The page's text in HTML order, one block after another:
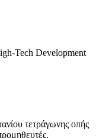
Tech Development
τετράγωνης οπής